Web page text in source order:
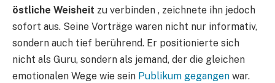
östliche Weisheit zu verbinden , zeichnete ihn jedoch
sofort aus. Seine Vorträge waren nicht nur informativ,
sondern auch tief berührend. Er positionierte sich
nicht als Guru, sondern als jemand, der die gleichen
emotionalen Wege wie sein Publikum gegangen war.